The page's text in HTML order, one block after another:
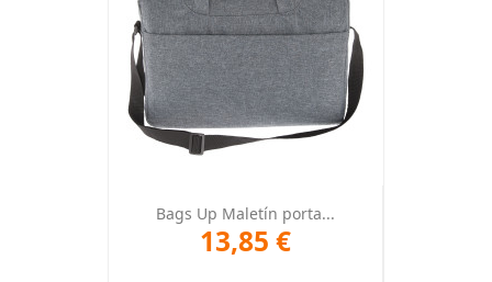
Bags Up Maletín porta...
13,85 €